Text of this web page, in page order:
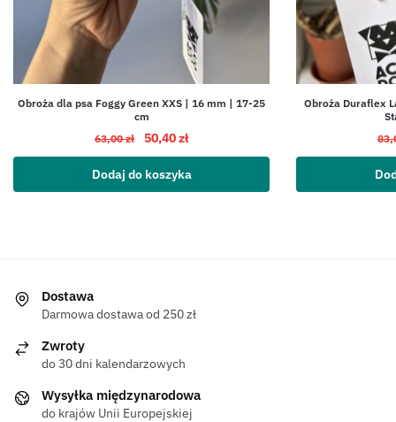
Obroża dla psa Foggy Green XXS | 16 mm | 17-25
cm
63,00zł 50,40zł
Dodaj do koszyka
Obroża Duraflex
Dostawa
Darmowa dostawa od 250 zł
Zwroty
do 30 dni kalendarzowych
Wysyłka międzynarodowa
do krajów Unii Europejskiej